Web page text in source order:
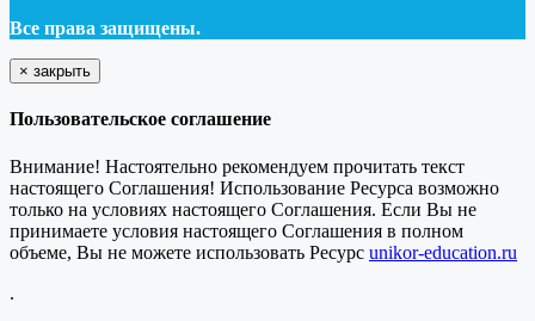
Все права защищены.
× закрыть
Пользовательское соглашение
Внимание! Настоятельно рекомендуем прочитать текст
настоящего Соглашения! Использование Ресурса возможно
только на условиях настоящего Соглашения. Если Вы не
принимаете условия настоящего Соглашения в полном
объеме, Вы не можете использовать Ресурс unikor-education.ru
.